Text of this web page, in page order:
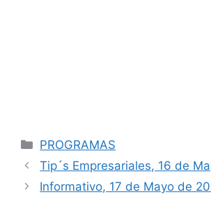
Categorías
PROGRAMAS
Navegación
de
Tip´s Empresariales, 16 de
Informativo, 17 de Mayo de